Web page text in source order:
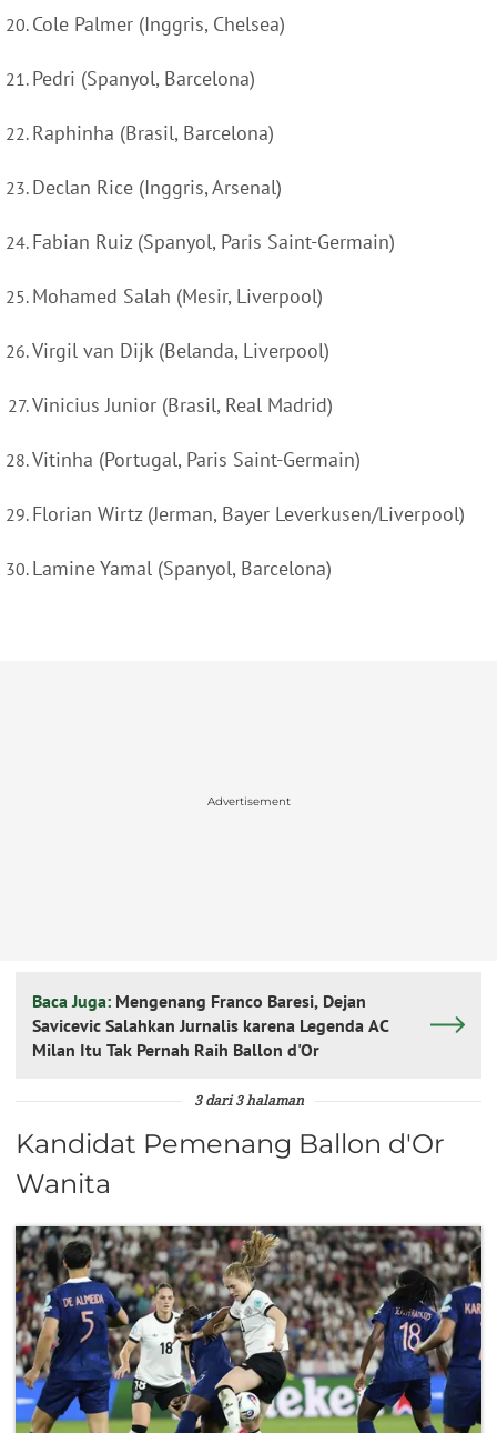
Cole Palmer (Inggris, Chelsea)
Pedri (Spanyol, Barcelona)
Raphinha (Brasil, Barcelona)
Declan Rice (Inggris, Arsenal)
Fabian Ruiz (Spanyol, Paris Saint-Germain)
Mohamed Salah (Mesir, Liverpool)
Virgil van Dijk (Belanda, Liverpool)
Vinicius Junior (Brasil, Real Madrid)
Vitinha (Portugal, Paris Saint-Germain)
Florian Wirtz (Jerman, Bayer Leverkusen/Liverpool)
Lamine Yamal (Spanyol, Barcelona)
Advertisement
Baca Juga: Mengenang Franco Baresi, Dejan
Savicevic Salahkan Jurnalis karena Legenda AC
Milan Itu Tak Pernah Raih Ballon d'Or
3 dari 3 halaman
Kandidat Pemenang Ballon d'Or
Wanita